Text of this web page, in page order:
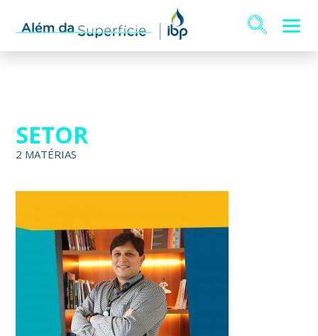
SETOR
2 MATÉRIAS